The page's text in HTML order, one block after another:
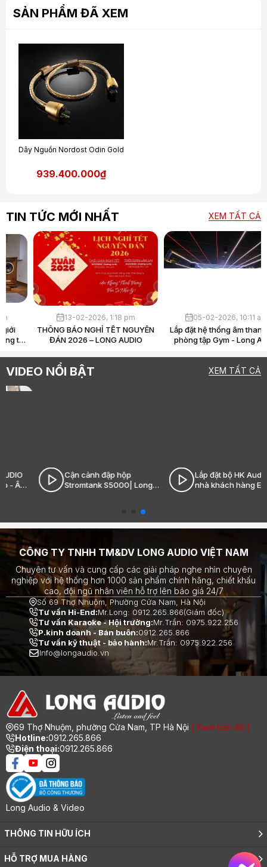
SẢN PHẨM ĐÃ XEM
Dây Nguồn Nordost Odin Gold
939.400.000₫
TIN TỨC MỚI NHẤT XEM TẤT CẢ
30-03-2026, 4:39 pm
Loa Hi-End là gì? Vì sao giới
audiophile sẵn sàng chi hàng tỷ
13-02-2026, 1:18 pm
THÔNG BÁO NGHỈ TẾT NGUYÊN
ĐÁN 2026 – LONG AUDIO
VIDEO NỔI BẬT XEM TẤT CẢ
Cận cảnh đập hộp
Stromtank S5000| Long
Audio - Âm thanh Hi-End
Lắp đặt bộ HK Audio tại
nhà khách hàng Ecopark|
Long Audio - Âm thanh Hi-
CÔNG TY TNHH TM&DV LONG AUDIO VIỆT NAM
Chuyên tư vấn và cung cấp các giải pháp nghe nhìn chuyên
nghiệp với hệ thống hơn 1000 sản phẩm chính hãng, chiết khấu
cao, đội ngũ nhân viên hỗ trợ lên báo giá 24/7
Số 69 Thợ Nhuộm, Phường Cửa Nam, Hà Nội
Tư vấn Hi-End:Mr.Long: 0912.265.866(Giám đốc)
Tư vấn Karaoke - Hội trường:Mr.Trần: 0975.922.256
P.kinh doanh - Bán buôn:0912.265.866
Tư vấn kỹ thuật - bảo hành:Mr.Trần: 0975.922.256
Info@longaudio.vn
69 Thợ Nhuộm, phường Cửa Nam, TP Hà Nội [ Xem bản đồ ]
Hotline:0912.265.866
Điện thoại:0912.265.866
Long Audio & Video
THÔNG TIN HỮU ÍCH
Giới thiệu
Tuyển dụng
HỖ TRỢ MUA HÀNG